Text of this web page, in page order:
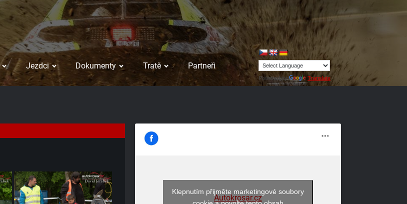
Jezdci Dokumenty Tratě Partneři
Powered by Translate
Autokrosar.cz
Klepnutím přijměte marketingové soubory